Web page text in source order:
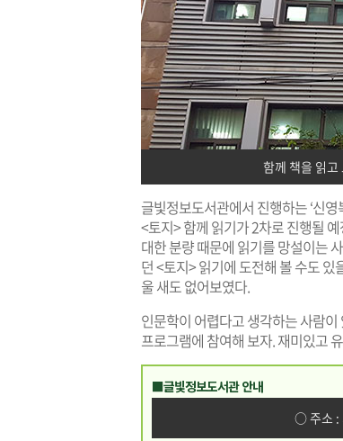
함께 책을 읽
글빛정보도서관에서 진행하는 ‘신
<토지> 함께 읽기가 2차로 진행될
대한 분량 때문에 읽기를 망설이는
던 <토지> 읽기에 도전해 볼 수도
울 새도 없어보였다.
인문학이 어렵다고 생각하는 사람이
프로그램에 참여해 보자. 재미있고
■글빛정보도서관 안내
○ 주소 :